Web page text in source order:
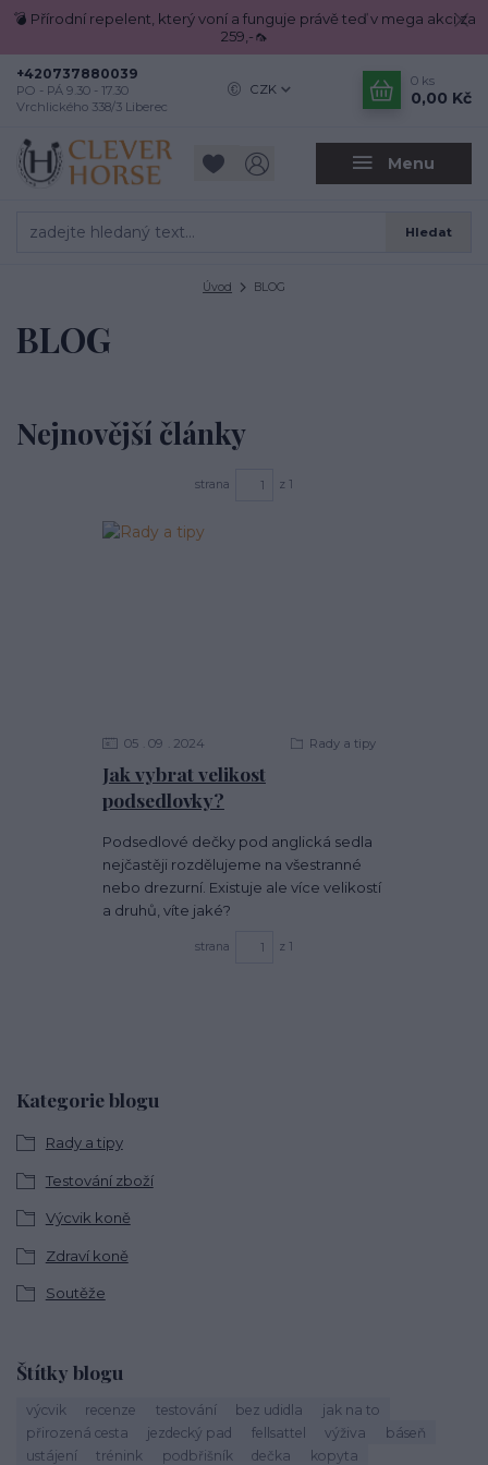
💣 Přírodní repelent, který voní a funguje právě teď v mega akci za
259,-🦟
Menu
CZK
Hledat
+420737880039
PO - PÁ 9.30 - 17.30
Vrchlického 338/3 Liberec
0 ks
0,00 Kč
Úvod BLOG
Kategorie blogu
Rady a tipy
Testování zboží
Výcvik koně
Zdraví koně
Soutěže
Štítky blogu
výcvik recenze testování bez udidla
jak na to
přirozená cesta
jezdecký pad fellsattel výživa
báseň
ustájení
trénink podbřišník dečka
kopyta
BLOG
Nejnovější články
strana z 1
Jak vybrat velikost
podsedlovky?
05 09 2024 Rady a tipy
Podsedlové dečky pod anglická sedla
nejčastěji rozdělujeme na všestranné
nebo drezurní. Existuje ale více velikostí
a druhů, víte jaké?
strana z 1